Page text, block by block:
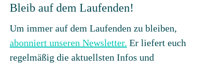
Bleib auf dem Laufenden!
Um immer auf dem Laufenden zu bleiben,
abonniert unseren Newsletter. Er liefert euch
regelmäßig die aktuellsten Infos und